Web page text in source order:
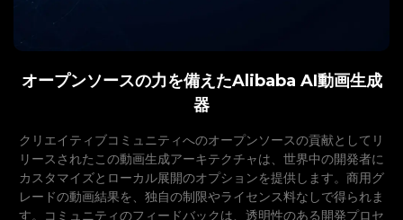
オープンソースの力を備えたAlibaba AI動画生成
器
クリエイティブコミュニティへのオープンソースの貢献としてリ
リースされたこの動画生成アーキテクチャは、世界中の開発者に
カスタマイズとローカル展開のオプションを提供します。商用グ
レードの動画結果を、独自の制限やライセンス料なしで得られま
す。コミュニティのフィードバックは、透明性のある開発プロセ